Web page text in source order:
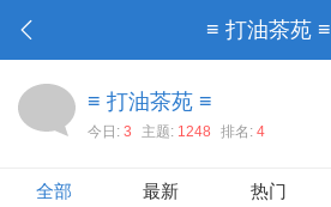
≡ 打油茶苑 ≡
≡ 打油茶苑 ≡
今日: 3 主题: 1248 排名: 4
全部 最新 热门